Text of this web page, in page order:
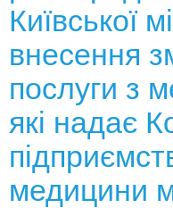
Київської
внесення
послуги з
які надає
медицини